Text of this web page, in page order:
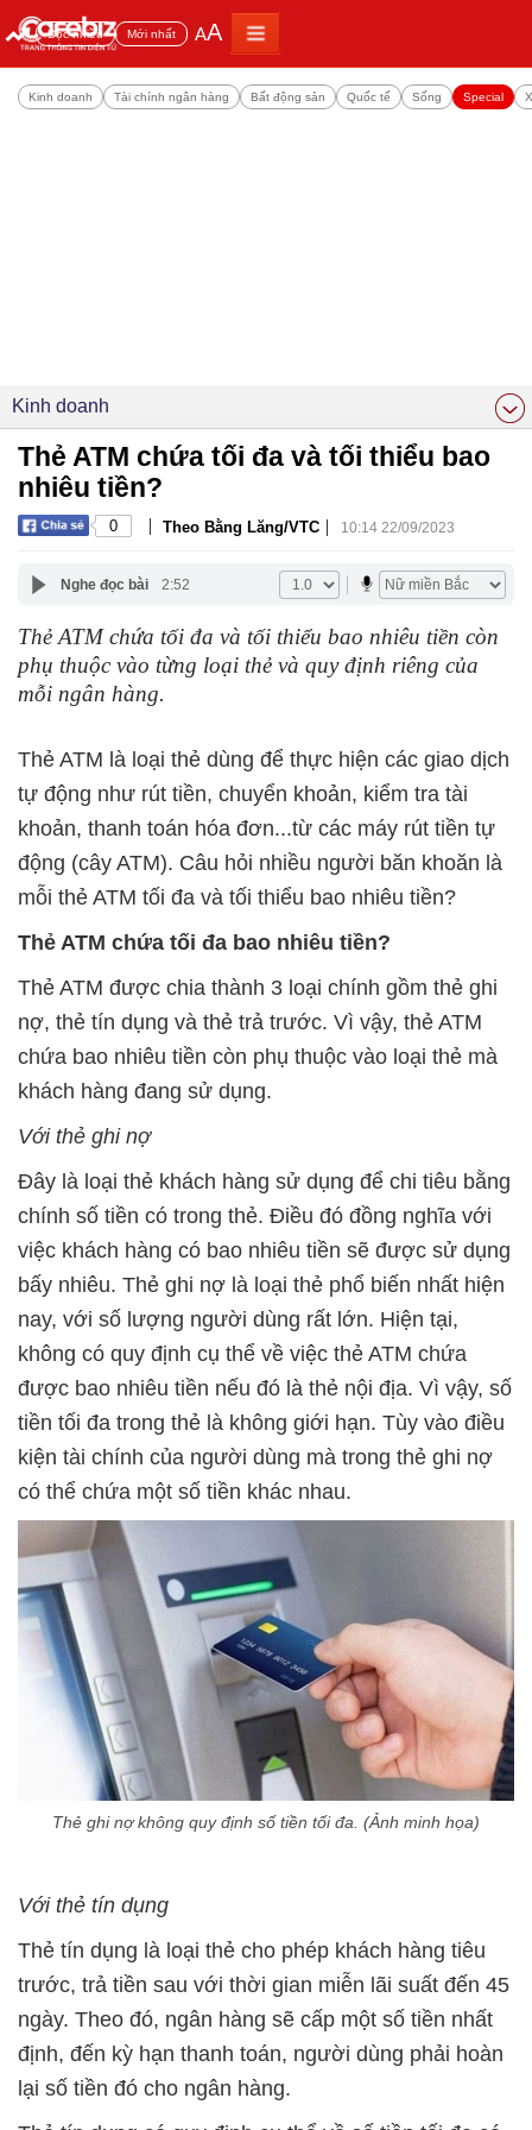
Đọc nhiều Mới nhất AA
Kinh doanh Tài chính ngân hàng Bất động sản Quốc tế Sống Special
Kinh doanh
Thẻ ATM chứa tối đa và tối thiểu bao
nhiêu tiền?
0 | Theo Bằng Lăng/VTC | 10:14 22/09/2023
Nghe đọc bài 2:52
Thẻ ATM chứa tối đa và tối thiểu bao nhiêu tiền còn
phụ thuộc vào từng loại thẻ và quy định riêng của
mỗi ngân hàng.
Thẻ ATM là loại thẻ dùng để thực hiện các giao dịch
tự động như rút tiền, chuyển khoản, kiểm tra tài
khoản, thanh toán hóa đơn...từ các máy rút tiền tự
động (cây ATM). Câu hỏi nhiều người băn khoăn là
mỗi thẻ ATM tối đa và tối thiểu bao nhiêu tiền?
Thẻ ATM chứa tối đa bao nhiêu tiền?
Thẻ ATM được chia thành 3 loại chính gồm thẻ ghi
nợ, thẻ tín dụng và thẻ trả trước. Vì vậy, thẻ ATM
chứa bao nhiêu tiền còn phụ thuộc vào loại thẻ mà
khách hàng đang sử dụng.
Với thẻ ghi nợ
Đây là loại thẻ khách hàng sử dụng để chi tiêu bằng
chính số tiền có trong thẻ. Điều đó đồng nghĩa với
việc khách hàng có bao nhiêu tiền sẽ được sử dụng
bấy nhiêu. Thẻ ghi nợ là loại thẻ phổ biến nhất hiện
nay, với số lượng người dùng rất lớn. Hiện tại,
không có quy định cụ thể về việc thẻ ATM chứa
được bao nhiêu tiền nếu đó là thẻ nội địa. Vì vậy, số
tiền tối đa trong thẻ là không giới hạn. Tùy vào điều
kiện tài chính của người dùng mà trong thẻ ghi nợ
có thể chứa một số tiền khác nhau.
Thẻ ghi nợ không quy định số tiền tối đa. (Ảnh minh họa)
Với thẻ tín dụng
Thẻ tín dụng là loại thẻ cho phép khách hàng tiêu
trước, trả tiền sau với thời gian miễn lãi suất đến 45
ngày. Theo đó, ngân hàng sẽ cấp một số tiền nhất
định, đến kỳ hạn thanh toán, người dùng phải hoàn
lại số tiền đó cho ngân hàng.